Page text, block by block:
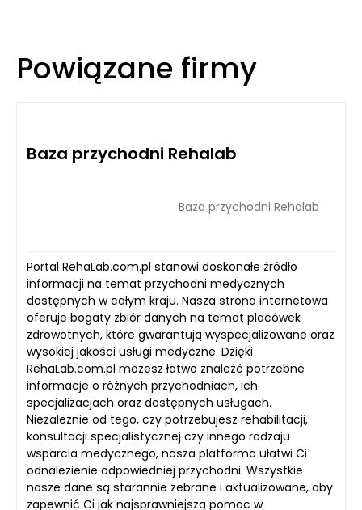
Powiązane firmy
Baza przychodni Rehalab
Baza przychodni Rehalab
Portal RehaLab.com.pl stanowi doskonałe źródło
informacji na temat przychodni medycznych
dostępnych w całym kraju. Nasza strona internetowa
oferuje bogaty zbiór danych na temat placówek
zdrowotnych, które gwarantują wyspecjalizowane oraz
wysokiej jakości usługi medyczne. Dzięki
RehaLab.com.pl możesz łatwo znaleźć potrzebne
informacje o różnych przychodniach, ich
specjalizacjach oraz dostępnych usługach.
Niezależnie od tego, czy potrzebujesz rehabilitacji,
konsultacji specjalistycznej czy innego rodzaju
wsparcia medycznego, nasza platforma ułatwi Ci
odnalezienie odpowiedniej przychodni. Wszystkie
nasze dane są starannie zebrane i aktualizowane, aby
zapewnić Ci jak najsprawniejszą pomoc w